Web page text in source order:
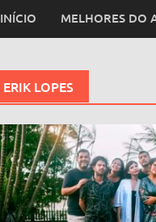
INÍCIO MELHORES DO
ERIK LOPES